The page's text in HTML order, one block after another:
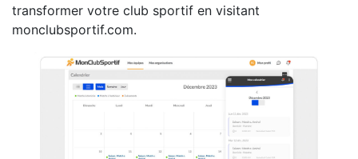
transformer votre club sportif en visitant
monclubsportif.com.